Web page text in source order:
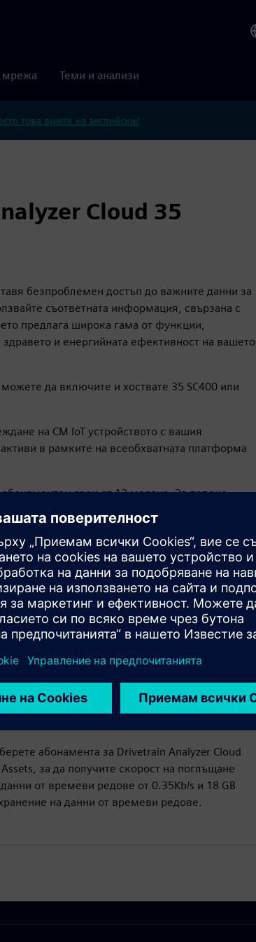
мрежа Теми и анализи
това вижте на английски?
Cloud 35
безпроблемен достъп до важните данни за
съответната информация, свързана с
предлага широка гама от функции,
и енергийната ефективност на вашето
да включите и хоствате 35 SC400 или
на CM IoT устройството с вашия
в рамките на всеобхватната платформа
срок от 12 месеца. За повече
на поглъщане и
на данни от
редове
абонамента за Drivetrain Analyzer Cloud
за да получите скорост на поглъщане
от времеви редове от 0.35Kb/s и 18 GB
на данни от времеви редове.